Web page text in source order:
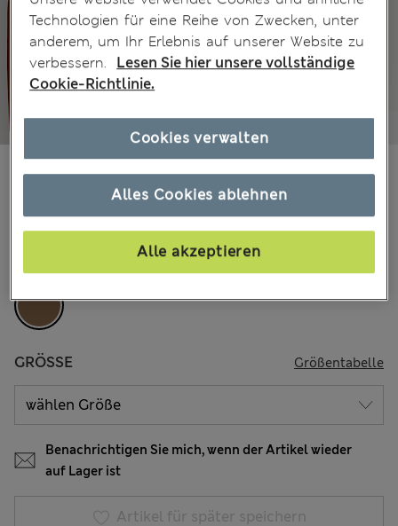
33 Bewertungen
€58.00
GRÖSSE Größentabelle
Benachrichtigen Sie mich, wenn der Artikel wieder
auf Lager ist
Artikel für später speichern
Technologien für eine Reihe von Zwecken, unter
anderem, um Ihr Erlebnis auf unserer Website zu
verbessern.
Lesen Sie hier unsere vollständige
Cookie-Richtlinie.
Alles Cookies ablehnen
Alle akzeptieren
Cookies verwalten